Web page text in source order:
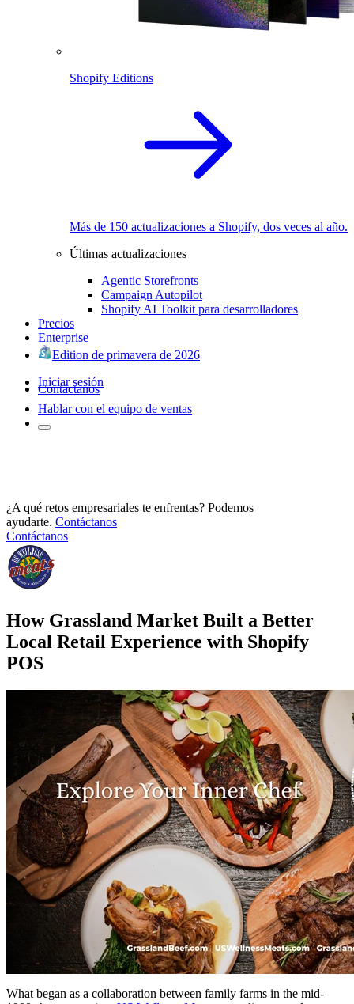
Shopify Editions
Más de 150 actualizaciones a Shopify, dos veces al año.
Últimas actualizaciones
Agentic Storefronts
Campaign Autopilot
Shopify AI Toolkit para desarrolladores
Precios
Enterprise
Edition de primavera de 2026
Iniciar sesión
Contáctanos
Hablar con el equipo de ventas
¿A qué retos empresariales te enfrentas? Podemos
ayudarte. Contáctanos
Contáctanos
How Grassland Market Built a Better
Local Retail Experience with Shopify
POS
What began as a collaboration between family farms in the mid-